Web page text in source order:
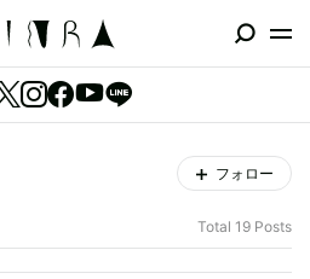
フォロー
Total 19 Posts